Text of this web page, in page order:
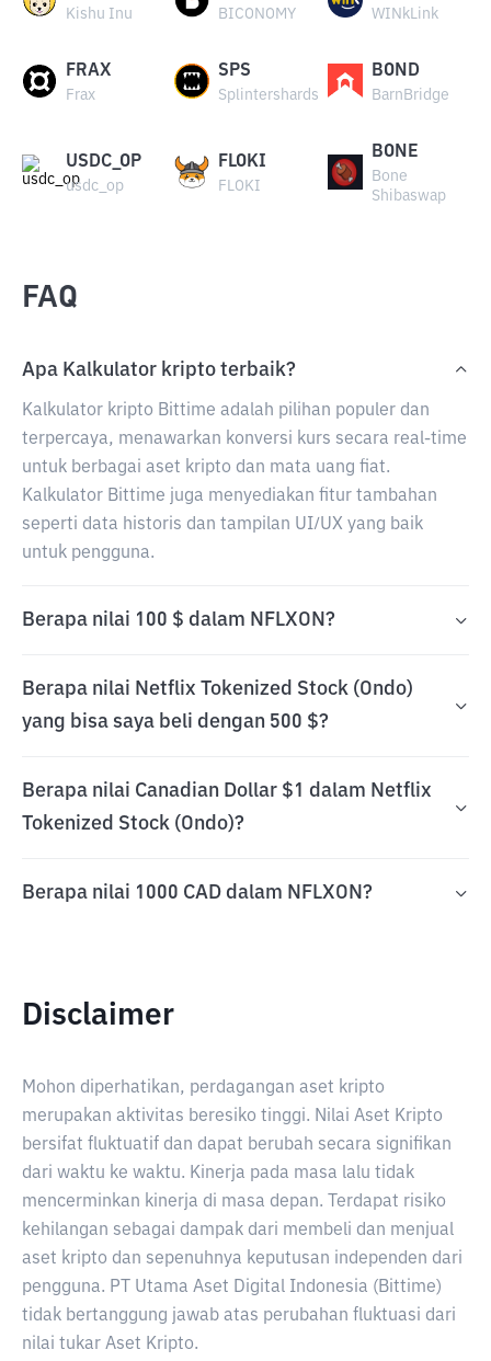
Kishu Inu BICONOMY WINkLink
FRAX
Frax
SPS
Splintershards
BOND
BarnBridge
USDC_OP
usdc_op
FLOKI
FLOKI
BONE
Bone
Shibaswap
FAQ
Apa Kalkulator kripto terbaik?
Kalkulator kripto Bittime adalah pilihan populer dan
terpercaya, menawarkan konversi kurs secara real-time
untuk berbagai aset kripto dan mata uang fiat.
Kalkulator Bittime juga menyediakan fitur tambahan
seperti data historis dan tampilan UI/UX yang baik
untuk pengguna.
Berapa nilai 100 $ dalam NFLXON?
Berapa nilai Netflix Tokenized Stock (Ondo)
yang bisa saya beli dengan 500 $?
Berapa nilai Canadian Dollar $1 dalam Netflix
Tokenized Stock (Ondo)?
Berapa nilai 1000 CAD dalam NFLXON?
Disclaimer
Mohon diperhatikan, perdagangan aset kripto
merupakan aktivitas beresiko tinggi. Nilai Aset Kripto
bersifat fluktuatif dan dapat berubah secara signifikan
dari waktu ke waktu. Kinerja pada masa lalu tidak
mencerminkan kinerja di masa depan. Terdapat risiko
kehilangan sebagai dampak dari membeli dan menjual
aset kripto dan sepenuhnya keputusan independen dari
pengguna. PT Utama Aset Digital Indonesia (Bittime)
tidak bertanggung jawab atas perubahan fluktuasi dari
nilai tukar Aset Kripto.